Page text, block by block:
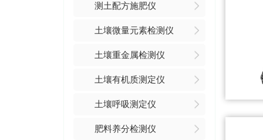
测土配方施肥仪
土壤微量元素检测仪
土壤重金属检测仪
土壤有机质测定仪
土壤呼吸测定仪
肥料养分检测仪